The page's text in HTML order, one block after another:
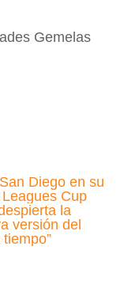
Gemelas
Diego en su
Cup
la
versión del